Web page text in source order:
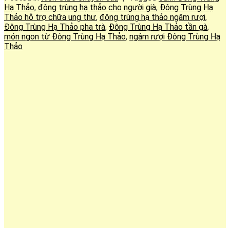
Hạ Thảo, đông trùng hạ thảo cho người già, Đông Trùng Hạ
Thảo hỗ trợ chữa ung thư, đông trùng hạ thảo ngâm rượi,
Đông Trùng Hạ Thảo pha trà, Đông Trùng Hạ Thảo tần gà,
món ngon từ Đông Trùng Hạ Thảo, ngâm rượi Đông Trùng Hạ
Thảo